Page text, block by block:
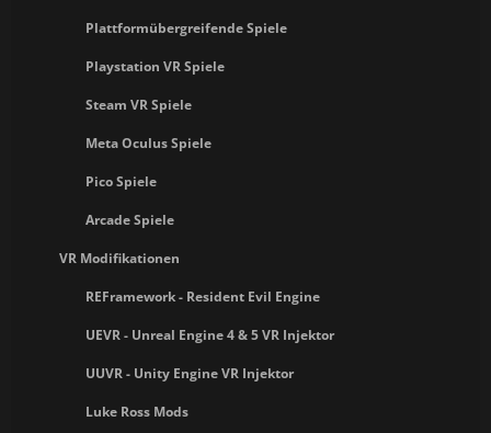
Plattformübergreifende Spiele
Playstation VR Spiele
Steam VR Spiele
Meta Oculus Spiele
Pico Spiele
Arcade Spiele
VR Modifikationen
REFramework - Resident Evil Engine
UEVR - Unreal Engine 4 & 5 VR Injektor
UUVR - Unity Engine VR Injektor
Luke Ross Mods